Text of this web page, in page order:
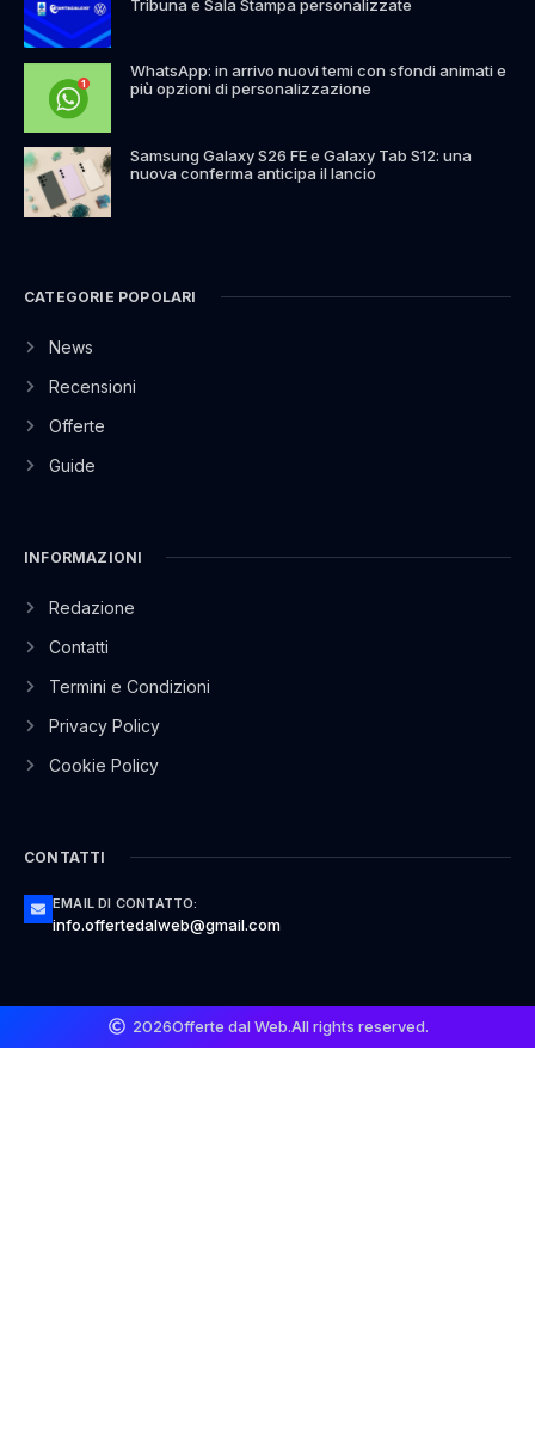
Tribuna e Sala Stampa personalizzate
WhatsApp: in arrivo nuovi temi con sfondi animati e
più opzioni di personalizzazione
Samsung Galaxy S26 FE e Galaxy Tab S12: una
nuova conferma anticipa il lancio
CATEGORIE POPOLARI
News
Recensioni
Offerte
Guide
INFORMAZIONI
Redazione
Contatti
Termini e Condizioni
Privacy Policy
Cookie Policy
CONTATTI
EMAIL DI CONTATTO:
info.offertedalweb@gmail.com
2026Offerte dal Web.All rights reserved.